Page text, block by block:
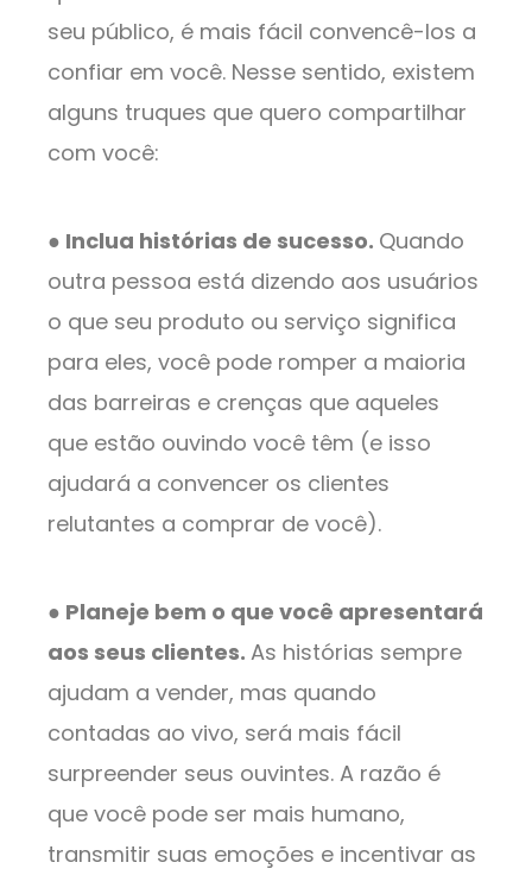
seu público, é mais fácil convencê-los a
confiar em você. Nesse sentido, existem
alguns truques que quero compartilhar
com você:
● Inclua histórias de sucesso. Quando
outra pessoa está dizendo aos usuários
o que seu produto ou serviço significa
para eles, você pode romper a maioria
das barreiras e crenças que aqueles
que estão ouvindo você têm (e isso
ajudará a convencer os clientes
relutantes a comprar de você).
● Planeje bem o que você apresentará
aos seus clientes. As histórias sempre
ajudam a vender, mas quando
contadas ao vivo, será mais fácil
surpreender seus ouvintes. A razão é
que você pode ser mais humano,
transmitir suas emoções e incentivar as